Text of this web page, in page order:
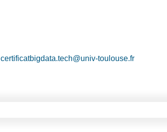
certificatbigdata.tech@univ-toulouse.fr